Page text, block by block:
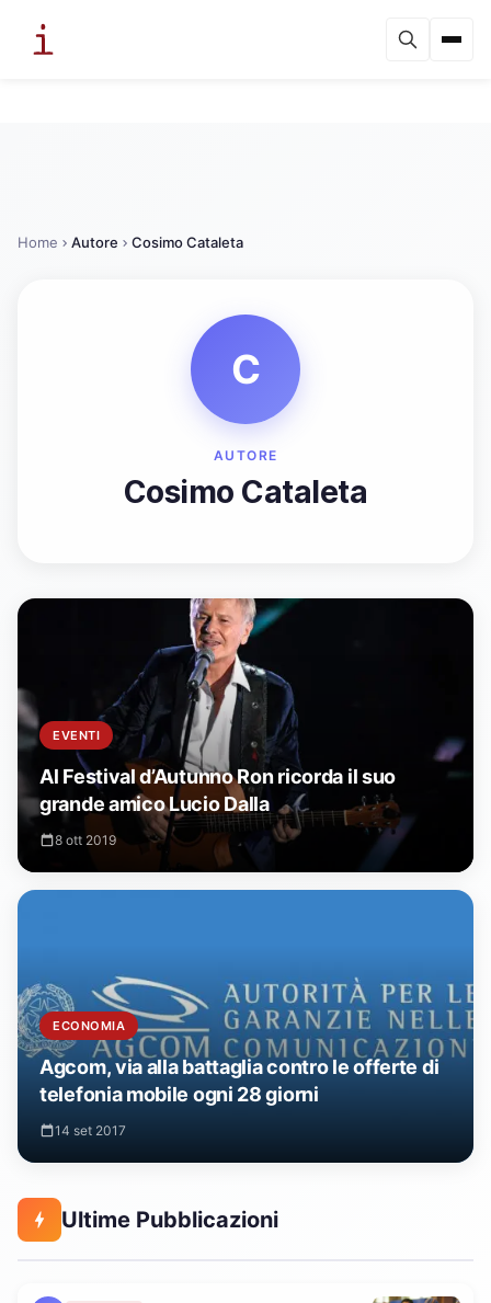
Home Autore Cosimo Cataleta
C
AUTORE
Cosimo Cataleta
EVENTI
Al Festival d’Autunno Ron ricorda il suo
grande amico Lucio Dalla
8 ott 2019
ECONOMIA
Agcom, via alla battaglia contro le offerte di
telefonia mobile ogni 28 giorni
14 set 2017
Ultime Pubblicazioni